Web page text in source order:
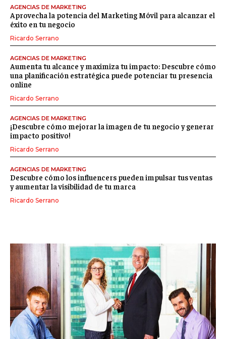
AGENCIAS DE MARKETING
Aprovecha la potencia del Marketing Móvil para alcanzar el
éxito en tu negocio
Ricardo Serrano
AGENCIAS DE MARKETING
Aumenta tu alcance y maximiza tu impacto: Descubre cómo
una planificación estratégica puede potenciar tu presencia
online
Ricardo Serrano
AGENCIAS DE MARKETING
¡Descubre cómo mejorar la imagen de tu negocio y generar
impacto positivo!
Ricardo Serrano
AGENCIAS DE MARKETING
Descubre cómo los influencers pueden impulsar tus ventas
y aumentar la visibilidad de tu marca
Ricardo Serrano